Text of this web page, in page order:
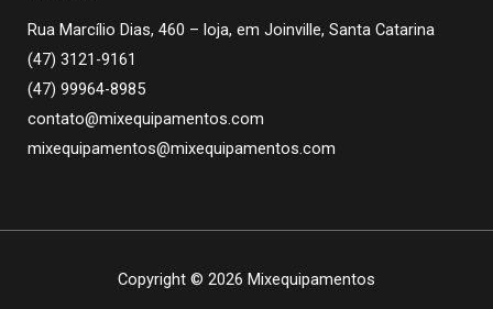
Rua Marcílio Dias, 460 – loja, em Joinville, Santa Catarina
(47) 3121-9161
(47) 99964-8985
contato@mixequipamentos.com
mixequipamentos@mixequipamentos.com
Copyright © 2026 Mixequipamentos